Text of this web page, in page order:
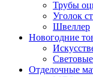
Трубы
Уголок
Швеллер
Новогодние
Отделочные